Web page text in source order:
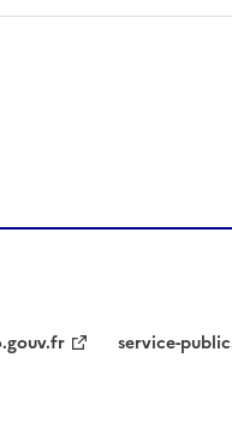
service-